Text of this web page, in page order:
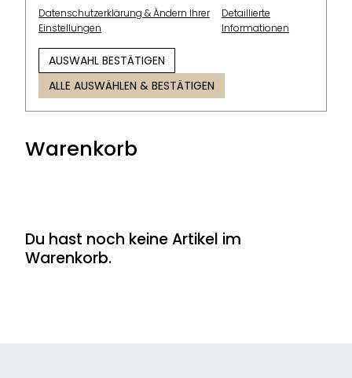
Datenschutzerklärung & Ändern Ihrer
Einstellungen
Detaillierte
Informationen
AUSWAHL BESTÄTIGEN
ALLE AUSWÄHLEN & BESTÄTIGEN
Warenkorb
Du hast noch keine Artikel im
Warenkorb.